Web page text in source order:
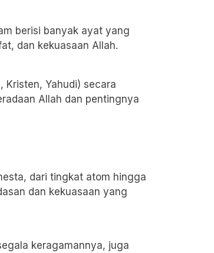
berisi banyak ayat yang
dan kekuasaan Allah.
Kristen, Yahudi) secara
Allah dan pentingnya
dari tingkat atom hingga
dan kekuasaan yang
keragamannya, juga